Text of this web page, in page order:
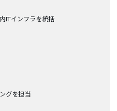
ITインフラを統括
グを担当